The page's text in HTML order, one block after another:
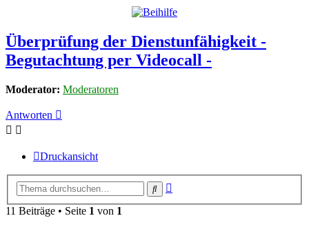
Überprüfung der Dienstunfähigkeit -
Begutachtung per Videocall -
Moderator: Moderatoren
Antworten
Druckansicht
Suche
11 Beiträge • Seite 1 von 1